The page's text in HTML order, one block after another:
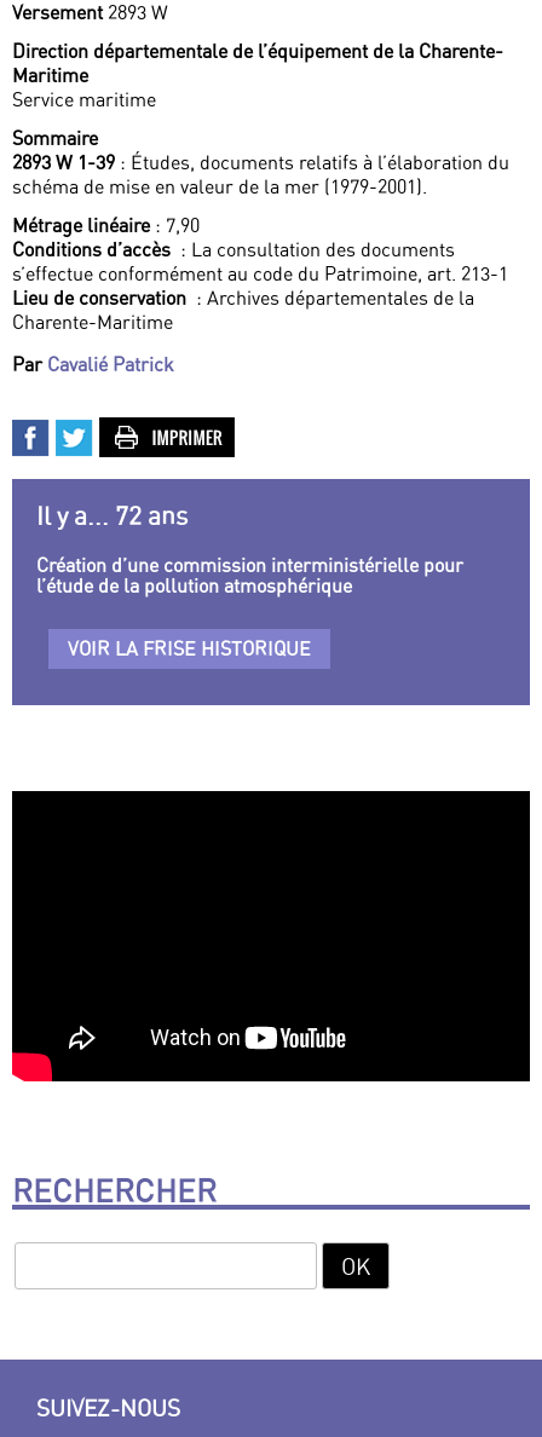
Versement 2893 W
Direction départementale de l’équipement de la Charente-
Maritime
Service maritime
Sommaire
2893 W 1-39 : Études, documents relatifs à l’élaboration du
schéma de mise en valeur de la mer (1979-2001).
Métrage linéaire: 7,90
Conditions d’accès : La consultation des documents
s’effectue conformément au code du Patrimoine, art. 213-1
Lieu de conservation : Archives départementales de la
Charente-Maritime
Par Cavalié Patrick
Il y a... 72 ans
Création d’une commission interministérielle pour
l’étude de la pollution atmosphérique
VOIR LA FRISE HISTORIQUE
RECHERCHER
SUIVEZ-NOUS